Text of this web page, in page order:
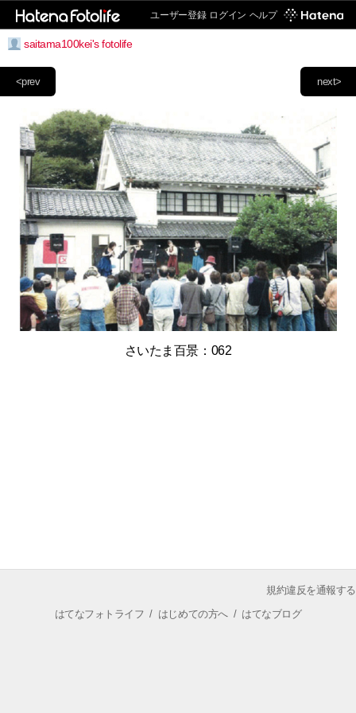
ユーザー登録 ログイン ヘルプ
saitama100kei's fotolife
next>
<prev
さいたま百景：062
規約違反を通報する
はてなフォトライフ / はじめての方へ/ はてなブログ